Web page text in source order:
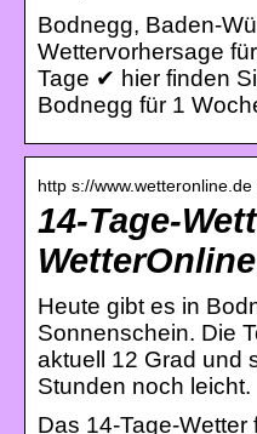
Bodnegg, Baden-
Wettervorhersage
Tage ✔ hier finden
Bodnegg für 1
http s://
14-Tage-
WetterOnline
Heute gibt es in
Sonnenschein. Die
aktuell 12 Grad und
Stunden noch leicht.
Das 14-Tage-